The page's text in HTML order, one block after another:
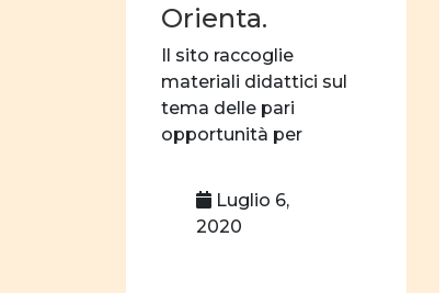
Orienta.
Il sito raccoglie
materiali didattici sul
tema delle pari
opportunità per
ORIENTA […]
Luglio 6,
2020